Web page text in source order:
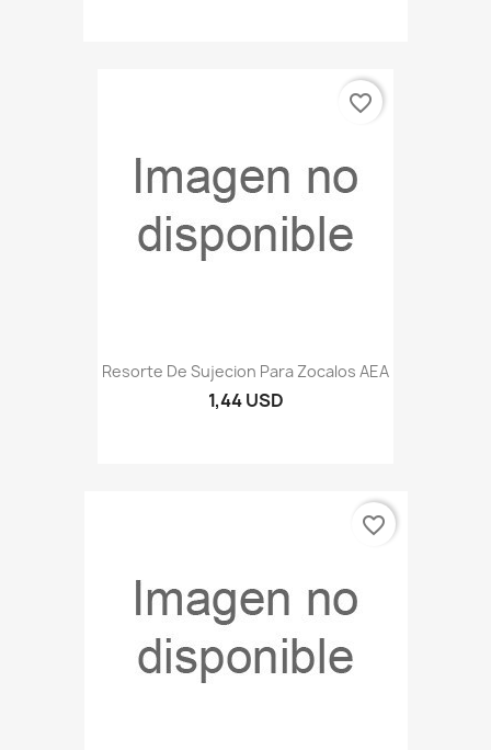
Resorte De Sujecion Para Zocalos AEA
1,44 USD
favorite_border
favorite_border